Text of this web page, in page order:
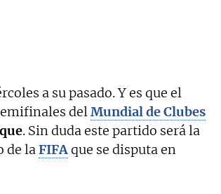
a su pasado. Y es que el
delMundial de Clubes
. Sin duda este partido será la
de laFIFAque se disputa en